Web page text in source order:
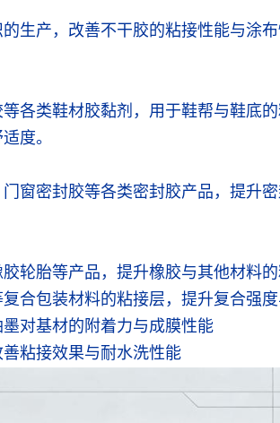
生产，改善不干胶的粘接性能与涂
各类鞋材胶黏剂，用于鞋帮与鞋底
度。
窗密封胶等各类密封胶产品，提升
轮胎等产品，提升橡胶与其他材料
合包装材料的粘接层，提升复合强
对基材的附着力与成膜性能
粘接效果与耐水洗性能